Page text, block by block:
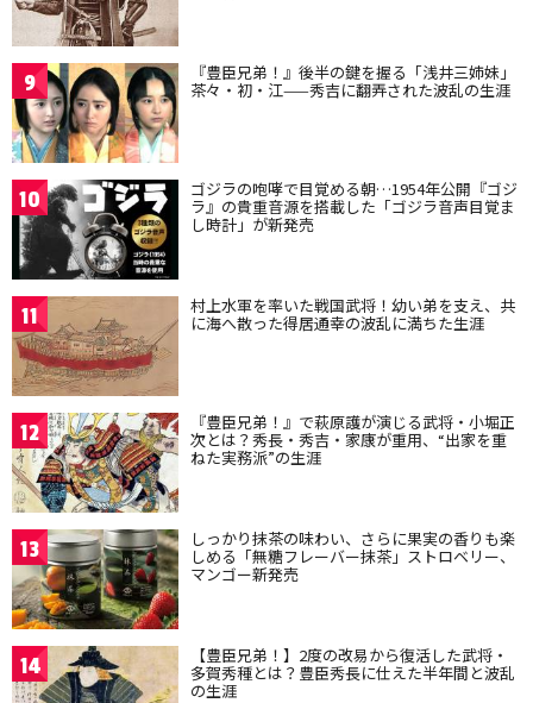
9 『豊臣兄弟！』後半の鍵を握る「浅井三姉妹」
茶々・初・江——秀吉に翻弄された波乱の生涯
10 ゴジラの咆哮で目覚める朝…1954年公開『ゴジ
ラ』の貴重音源を搭載した「ゴジラ音声目覚ま
し時計」が新発売
11 村上水軍を率いた戦国武将！幼い弟を支え、共
に海へ散った得居通幸の波乱に満ちた生涯
12 『豊臣兄弟！』で萩原護が演じる武将・小堀正
次とは？秀長・秀吉・家康が重用、“出家を重
ねた実務派”の生涯
13 しっかり抹茶の味わい、さらに果実の香りも楽
しめる「無糖フレーバー抹茶」ストロベリー、
マンゴー新発売
14 【豊臣兄弟！】2度の改易から復活した武将・
多賀秀種とは？豊臣秀長に仕えた半年間と波乱
の生涯